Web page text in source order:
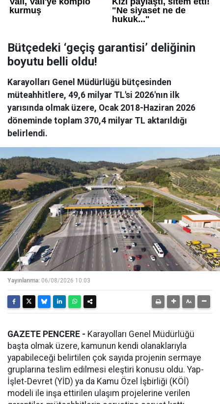
Bütçedeki ‘geçiş garantisi’ deliğinin
boyutu belli oldu!
Karayolları Genel Müdürlüğü bütçesinden
müteahhitlere, 49,6 milyar TL'si 2026'nın ilk
yarısında olmak üzere, Ocak 2018-Haziran 2026
döneminde toplam 370,4 milyar TL aktarıldığı
belirlendi.
Yayınlanma: 06/08/2026 10:03
GAZETE PENCERE - Karayolları Genel Müdürlüğü
başta olmak üzere, kamunun kendi olanaklarıyla
yapabileceği belirtilen çok sayıda projenin sermaye
gruplarına teslim edilmesi eleştiri konusu oldu. Yap-
İşlet-Devret (YİD) ya da Kamu Özel İşbirliği (KÖİ)
modeli ile inşa ettirilen ulaşım projelerine verilen